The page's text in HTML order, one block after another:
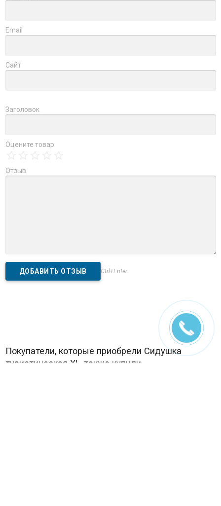
Email
Сайт
Заголовок
Оцените товар
Отзыв
Ctrl+Enter
Покупатели, которые приобрели Cидушка
туристическая XL, также купили